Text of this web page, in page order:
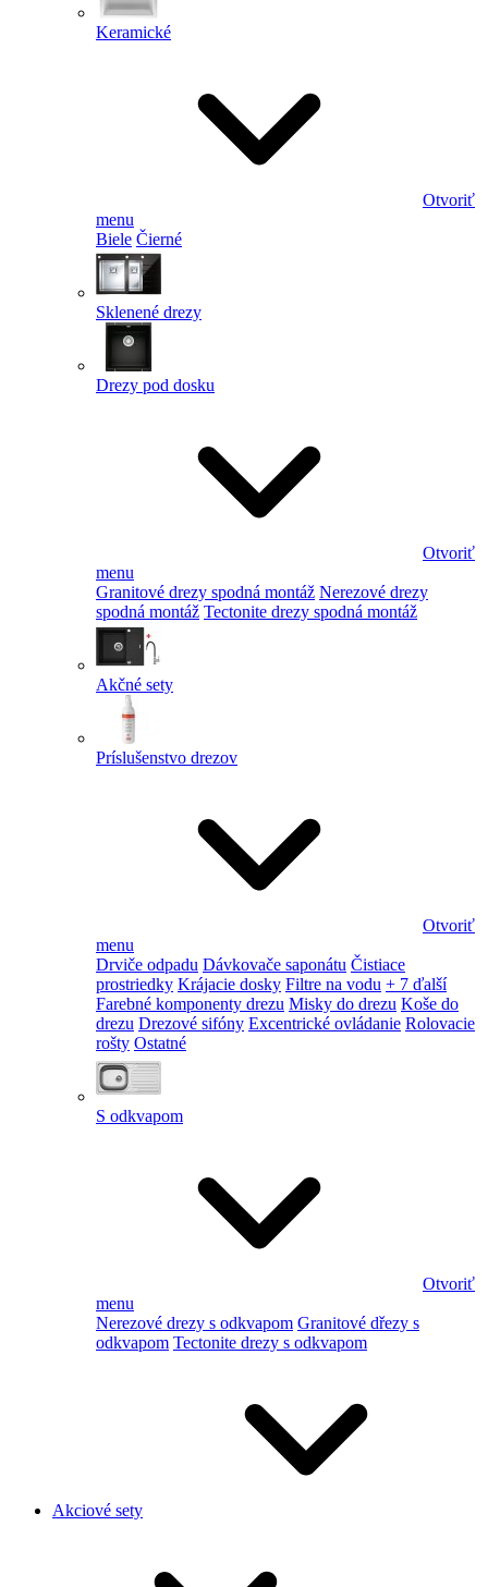
Keramické
Otvoriť
menu
Biele Čierné
Sklenené drezy
Drezy pod dosku
Otvoriť
menu
Granitové drezy spodná montáž Nerezové drezy
spodná montáž Tectonite drezy spodná montáž
Akčné sety
Príslušenstvo drezov
Otvoriť
menu
Drviče odpadu Dávkovače saponátu Čistiace
prostriedky Krájacie dosky Filtre na vodu + 7 ďalší
Farebné komponenty drezu Misky do drezu Koše do
drezu Drezové sifóny Excentrické ovládanie Rolovacie
rošty Ostatné
S odkvapom
Otvoriť
menu
Nerezové drezy s odkvapom Granitové dřezy s
odkvapom Tectonite drezy s odkvapom
Akciové sety